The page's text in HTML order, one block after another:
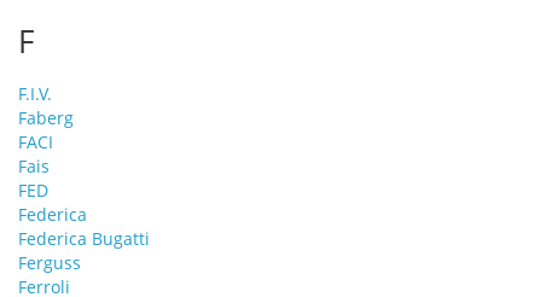
F
F.I.V.
Faberg
FACI
Fais
FED
Federica
Federica Bugatti
Ferguss
Ferroli